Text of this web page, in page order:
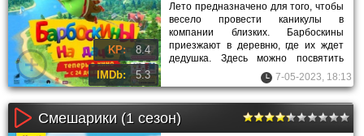
KP: 8.4
IMDb: 5.3
Лето предназначено для того, чтобы
весело провести каникулы в
компании близких. Барбоскины
приезжают в деревню, где их ждет
дедушка. Здесь можно посвятить
себя любимому занятию или целыми
7-05-2023, 18:13
Смешарики (1 сезон)